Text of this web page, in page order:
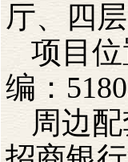
厅、四
项目
编：
周边